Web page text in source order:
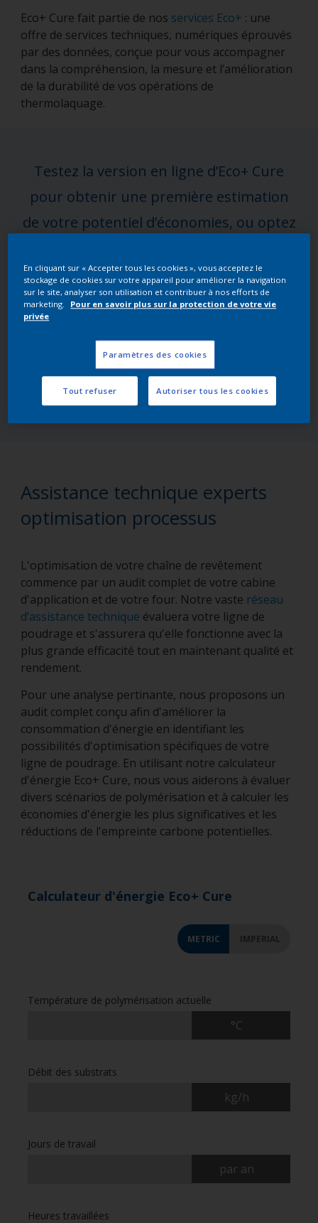
Eco+ Cure fait partie de nos services Eco+ : une
offre de services techniques, numériques éprouvés
par des données, conçue pour vous accompagner
dans la compréhension, la mesure et l’amélioration
de la durabilité de vos opérations de
thermolaquage.
Testez la version en ligne d’Eco+ Cure
pour obtenir une première estimation
de votre potentiel d’économies, ou optez
par nos experts pour des analyses plus
approfondies et personnalisées.
Accédez à l’évaluation complète
Testez la version en ligne
Assistance technique experts
optimisation processus
L'optimisation de votre chaîne de revêtement
commence par un audit complet de votre cabine
d'application et de votre four. Notre vaste réseau
d’assistance technique évaluera votre ligne de
poudrage et s'assurera qu'elle fonctionne avec la
plus grande efficacité tout en maintenant qualité et
rendement.
Pour une analyse pertinante, nous proposons un
audit complet conçu afin d'améliorer la
consommation d'énergie en identifiant les
possibilités d'optimisation spécifiques de votre
ligne de poudrage. En utilisant notre calculateur
d'énergie Eco+ Cure, nous vous aiderons à évaluer
divers scénarios de polymérisation et à calculer les
économies d'énergie les plus significatives et les
réductions de l'empreinte carbone potentielles.
Calculateur d'énergie Eco+ Cure
METRIC IMPERIAL
Température de polymérisation actuelle
°C
Débit des substrats
kg/h
Jours de travail
par an
Heures travaillées
En cliquant sur « Accepter tous les cookies », vous acceptez le
stockage de cookies sur votre appareil pour améliorer la navigation
sur le site, analyser son utilisation et contribuer à nos efforts de
marketing.
Pour en savoir plus sur la protection de votre vie
privée
Paramètres des cookies
Tout refuser Autoriser tous les cookies